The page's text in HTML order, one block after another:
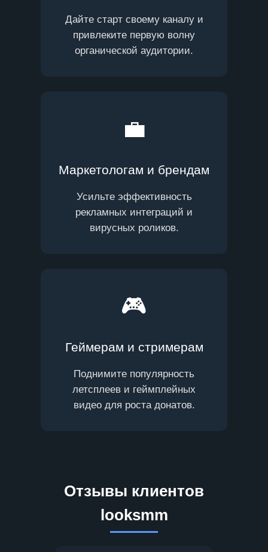
Дайте старт своему каналу и
привлеките первую волну
органической аудитории.
💼
Маркетологам и брендам
Усильте эффективность
рекламных интеграций и
вирусных роликов.
🎮
Геймерам и стримерам
Поднимите популярность
летсплеев и геймплейных
видео для роста донатов.
Отзывы клиентов
looksmm